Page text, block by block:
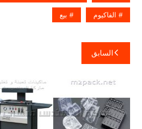
الفاكيوم بيع
تصفّح
المقالات
السابق